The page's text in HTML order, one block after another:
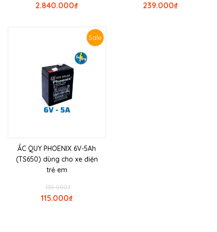
₫
2.840.000 ₫
239.000
Sale
ẮC QUY PHOENIX 6V-5Ah
(TS650) dùng cho xe điện
trẻ em
₫
135.000
₫
115.000